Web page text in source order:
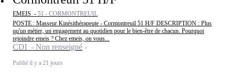
EMEIS - 51 - CORMONTREUIL
POSTE : Masseur Kinésithérapeute - Cormontreuil 51 H/F DESCRIPTION : Plus
qu'un métier, un engagement au quotidien pour le bien-être de chacun. Pourquoi
rejoindre emeis ? Chez emeis, on vous...
CDI - Non renseigné
Publié il y a 21 jours